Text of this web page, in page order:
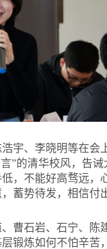
宇、李晓明等在会
”的清华校风，告
，不能好高骛远
蓄势待发，相信付
曹石岩、石宁、陈
锻炼如何不怕辛